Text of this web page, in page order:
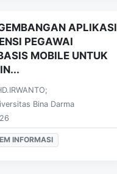
APLIKASI
PEGAWAI
MOBILE UNTUK
Bina Darma
INFORMASI